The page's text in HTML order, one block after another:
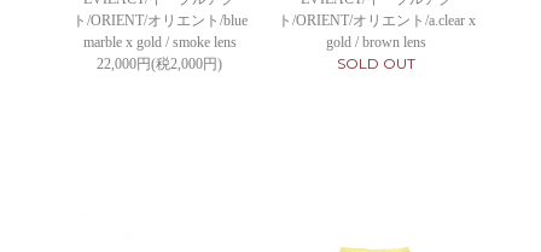
ト/ORIENT/オリエント/blue
marble x gold / smoke lens
22,000円(税2,000円)
ト/ORIENT/オリエント/a.clear x
gold / brown lens
SOLD OUT